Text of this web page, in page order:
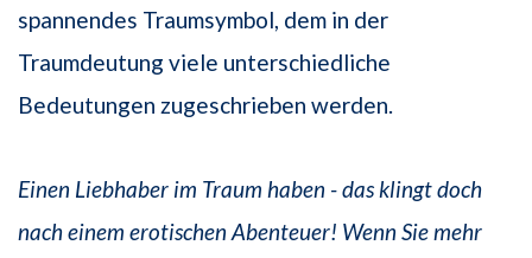
spannendes Traumsymbol, dem in der
Traumdeutung viele unterschiedliche
Bedeutungen zugeschrieben werden.
Einen Liebhaber im Traum haben - das klingt doch
nach einem erotischen Abenteuer! Wenn Sie mehr